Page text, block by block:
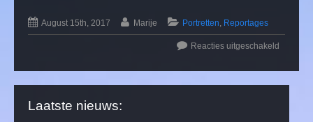
August 15th, 2017 Marije Portretten Reportages
Reacties uitgeschakeld
Laatste nieuws: